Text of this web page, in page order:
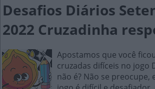
Desafios Diários
2022 Cruzadinha
Apostamos que você
cruzadas difíceis no jogo
não é? Não se preocupe,